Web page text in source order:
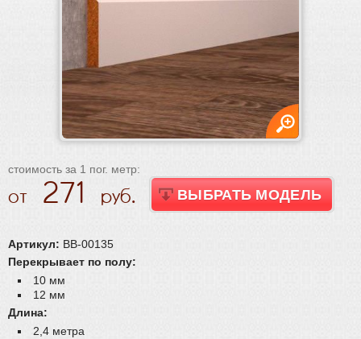
Гибкий плинтус
Массивный плинтус
Шпонированный плинтус
Плинтус ламинированный (пленочный)
Пороги и уголки
Обвязка труб, решетки
Паркетная химия
Масла и краски
стоимость за 1 пог. метр:
271 ВЫБРАТЬ МОДЕЛЬ
Артикул: BB-00135
Перекрывает по полу:
10 мм
12 мм
Длина:
2,4 метра